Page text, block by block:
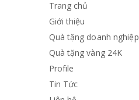
Trang chủ
Giới thiệu
Quà tặng doanh nghiệp
Quà tặng vàng 24K
Profile
Tin Tức